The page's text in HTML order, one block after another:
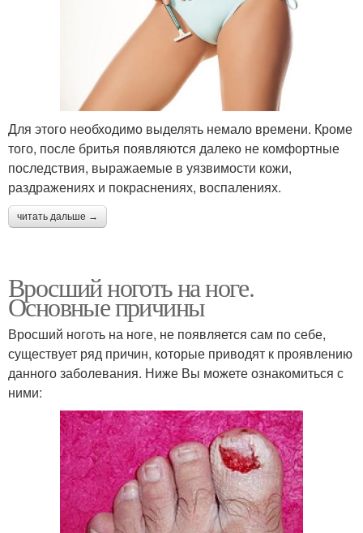
Для этого необходимо выделять немало времени. Кроме
того, после бритья появляются далеко не комфортные
последствия, выражаемые в уязвимости кожи,
раздражениях и покраснениях, воспалениях.
читать дальше →
Вросший ноготь на ноге.
Основные причины
Вросший ноготь на ноге, не появляется сам по себе,
существует ряд причин, которые приводят к проявлению
данного заболевания. Ниже Вы можете ознакомиться с
ними: